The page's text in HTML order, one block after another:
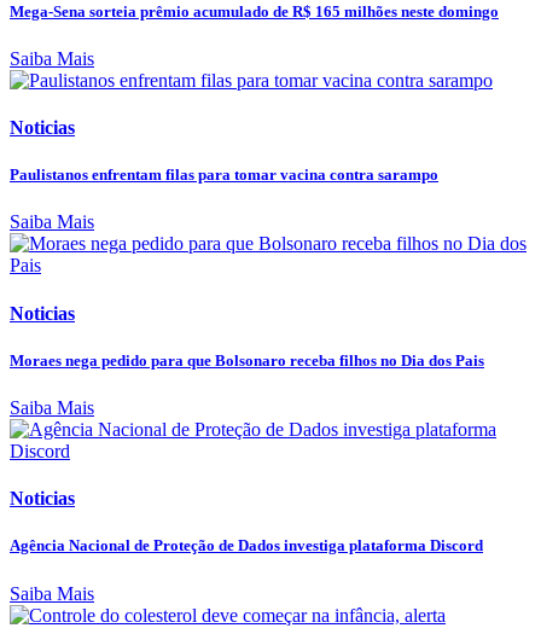
Mega-Sena sorteia prêmio acumulado de R$ 165 milhões neste domingo
Saiba Mais
Noticias
Paulistanos enfrentam filas para tomar vacina contra sarampo
Saiba Mais
Noticias
Moraes nega pedido para que Bolsonaro receba filhos no Dia dos Pais
Saiba Mais
Noticias
Agência Nacional de Proteção de Dados investiga plataforma Discord
Saiba Mais